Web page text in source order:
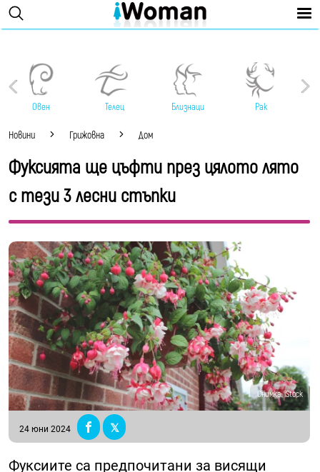
Овен Телец Близнаци Рак
Новини Грижовна Дом
Фуксията ще цъфти през цялото лято
с тези 3 лесни стъпки
Снимка: iStock
24 юни 2024
Фуксиите са предпочитани за висящи